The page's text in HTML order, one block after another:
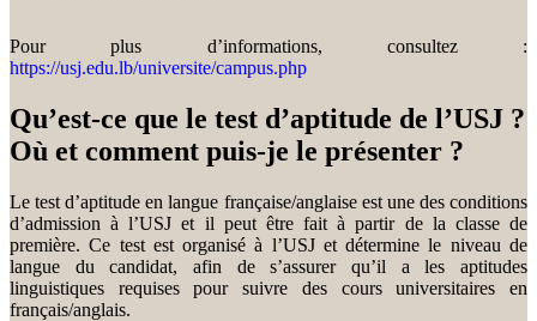
Pour plus d’informations, consultez :
https://usj.edu.lb/universite/campus.php
Qu’est-ce que le test d’aptitude de l’USJ ?
Où et comment puis-je le présenter ?
Le test d’aptitude en langue française/anglaise est une des conditions
d’admission à l’USJ et il peut être fait à partir de la classe de
première. Ce test est organisé à l’USJ et détermine le niveau de
langue du candidat, afin de s’assurer qu’il a les aptitudes
linguistiques requises pour suivre des cours universitaires en
français/anglais.